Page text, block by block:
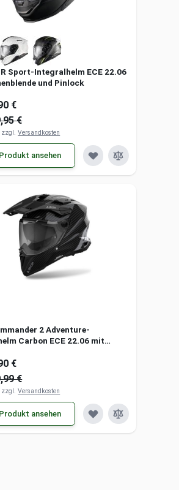
Sport-Integralhelm ECE 22.06
und Pinlock
€
€
zzgl.Versandkosten
Produkt ansehen
2 Adventure-
Carbon ECE 22.06 mit
€
€
zzgl.Versandkosten
Produkt ansehen